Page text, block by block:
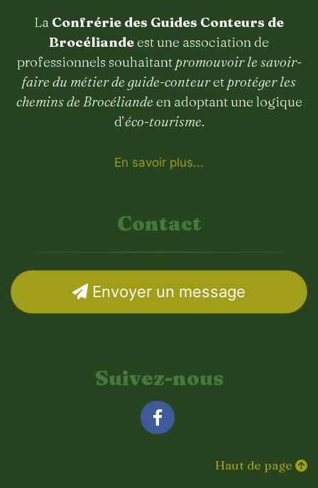
La Confrérie des Guides Conteurs de
Brocéliandeest une association de
professionnels souhaitant promouvoir le savoir-
faire du métier de guide-conteuret protéger les
chemins de Brocéliande en adoptant une logique
d’éco-tourisme.
En savoir plus...
Contact
Envoyer un message
Suivez-nous
Haut de page